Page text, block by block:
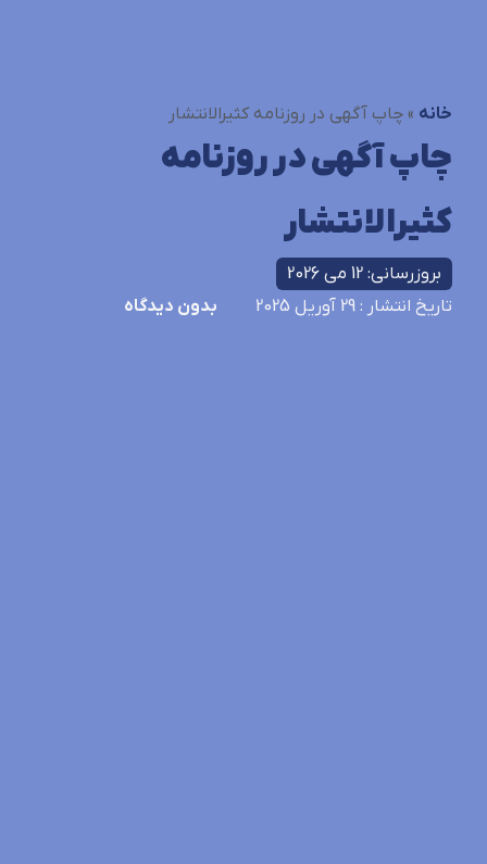
خانه »چاپ آگهی در روزنامه کثیرالانتشار
چاپ آگهی در روزنامه
کثیرالانتشار
بروزرسانی: 12 می 2026
تاریخ انتشار : 29 آوریل 2025 بدون دیدگاه